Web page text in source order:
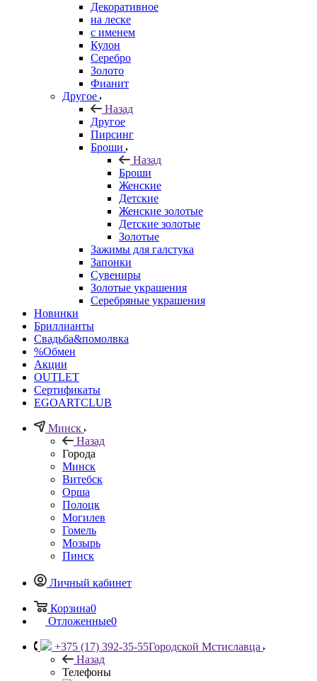
Декоративное
на леске
с именем
Кулон
Серебро
Золото
Фианит
Другое
Назад
Другое
Пирсинг
Броши
Назад
Броши
Женские
Детские
Женские золотые
Детские золотые
Золотые
Зажимы для галстука
Запонки
Сувениры
Золотые украшения
Серебряные украшения
Новинки
Бриллианты
Свадьба&помолвка
%Обмен
Акции
OUTLET
Сертификаты
EGOARTCLUB
Минск
Назад
Города
Минск
Витебск
Орша
Полоцк
Могилев
Гомель
Мозырь
Пинск
Личный кабинет
Корзина0
Отложенные0
+375 (17) 392-35-55Городской Мстиславца
Назад
Телефоны